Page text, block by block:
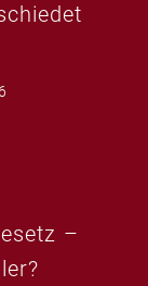
–